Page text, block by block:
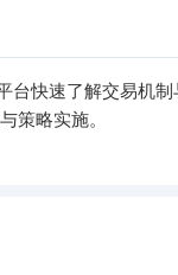
快速了解交易机
策略实施。